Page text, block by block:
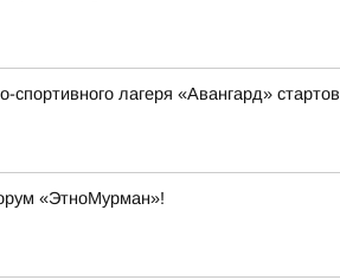
спортивного лагеря «Авангард»
«ЭтноМурман»!